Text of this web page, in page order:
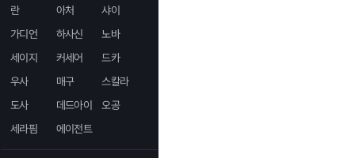
란
아처
샤이
가디언
하사신
노바
세이지
커세어
드카
우사
매구
스칼라
도사
데드아이
오공
세라핌
에이전트